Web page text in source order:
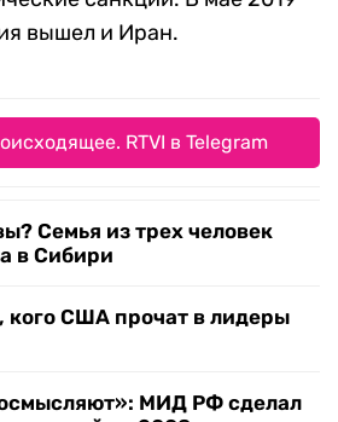
вышел и Иран.
RTVI в Telegram
Семья из трех человек
в Сибири
кого США прочат в лидеры
МИД РФ сделал